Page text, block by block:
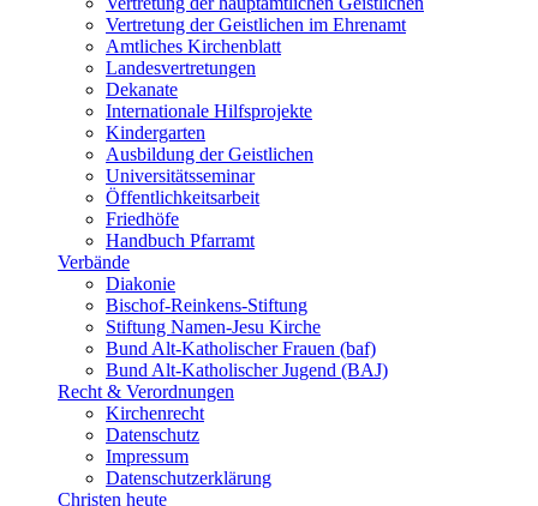
Vertretung der Geistlichen im Ehrenamt
Amtliches Kirchenblatt
Landesvertretungen
Dekanate
Internationale Hilfsprojekte
Kindergarten
Ausbildung der Geistlichen
Universitätsseminar
Öffentlichkeitsarbeit
Friedhöfe
Handbuch Pfarramt
Verbände
Diakonie
Bischof-Reinkens-Stiftung
Stiftung Namen-Jesu Kirche
Bund Alt-Katholischer Frauen (baf)
Bund Alt-Katholischer Jugend (BAJ)
Recht & Verordnungen
Kirchenrecht
Datenschutz
Impressum
Datenschutzerklärung
Christen heute